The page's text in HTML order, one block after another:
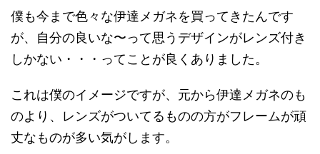
僕も今まで色々な伊達メガネを買ってきたんです
が、自分の良いな〜って思うデザインがレンズ付き
しかない・・・ってことが良くありました。
これは僕のイメージですが、元から伊達メガネのも
のより、レンズがついてるものの方がフレームが頑
丈なものが多い気がします。